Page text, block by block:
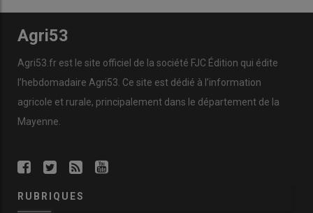
Agri53
Agri53.fr est le site officiel de la société FJC Édition qui édite
l’hebdomadaire Agri53. Ce site est dédié à l’information
agricole et rurale, principalement dans le département de la
Mayenne.
RUBRIQUES